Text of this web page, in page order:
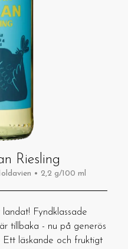
Riesling
• 2,2 g/100 ml
Fyndklassade
tillbaka - nu på generös
Ett läskande och fruktigt